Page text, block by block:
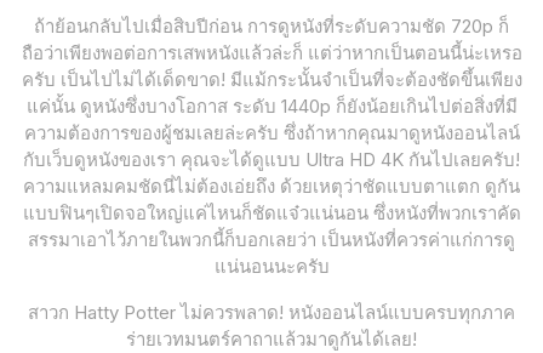
ถ้าย้อนกลับไปเมื่อสิบปีก่อน การดูหนังที่ระดับความชัด 720p ก็
ถือว่าเพียงพอต่อการเสพหนังแล้วล่ะก็ แต่ว่าหากเป็นตอนนี้น่ะเหรอ
ครับ เป็นไปไม่ได้เด็ดขาด! มีแม้กระนั้นจำเป็นที่จะต้องชัดขึ้นเพียง
แค่นั้น ดูหนังซึ่งบางโอกาส ระดับ 1440p ก็ยังน้อยเกินไปต่อสิ่งที่มี
ความต้องการของผู้ชมเลยล่ะครับ ซึ่งถ้าหากคุณมาดูหนังออนไลน์
กับเว็บดูหนังของเรา คุณจะได้ดูแบบ Ultra HD 4K กันไปเลยครับ!
ความแหลมคมชัดนี่ไม่ต้องเอ่ยถึง ด้วยเหตุว่าชัดแบบตาแตก ดูกัน
แบบฟินๆเปิดจอใหญ่แค่ไหนก็ชัดแจ๋วแน่นอน ซึ่งหนังที่พวกเราคัด
สรรมาเอาไว้ภายในพวกนี้ก็บอกเลยว่า เป็นหนังที่ควรค่าแก่การดู
แน่นอนนะครับ
สาวก Hatty Potter ไม่ควรพลาด! หนังออนไลน์แบบครบทุกภาค
ร่ายเวทมนตร์คาถาแล้วมาดูกันได้เลย!